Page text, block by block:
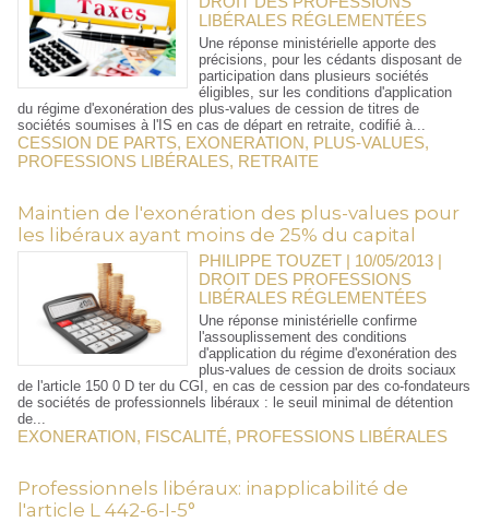
LIBÉRALES RÉGLEMENTÉES
Une réponse ministérielle apporte des
précisions, pour les cédants disposant de
participation dans plusieurs sociétés
éligibles, sur les conditions d'application
du régime d'exonération des plus-values de cession de titres de
sociétés soumises à l'IS en cas de départ en retraite, codifié à...
CESSION DE PARTS, EXONERATION, PLUS-VALUES,
PROFESSIONS LIBÉRALES, RETRAITE
Maintien de l'exonération des plus-values pour
les libéraux ayant moins de 25% du capital
PHILIPPE TOUZET | 10/05/2013 |
DROIT DES PROFESSIONS
LIBÉRALES RÉGLEMENTÉES
Une réponse ministérielle confirme
l'assouplissement des conditions
d'application du régime d'exonération des
plus-values de cession de droits sociaux
de l'article 150 0 D ter du CGI, en cas de cession par des co-fondateurs
de sociétés de professionnels libéraux : le seuil minimal de détention
de...
EXONERATION, FISCALITÉ, PROFESSIONS LIBÉRALES
Professionnels libéraux: inapplicabilité de
l'article L 442-6-I-5°